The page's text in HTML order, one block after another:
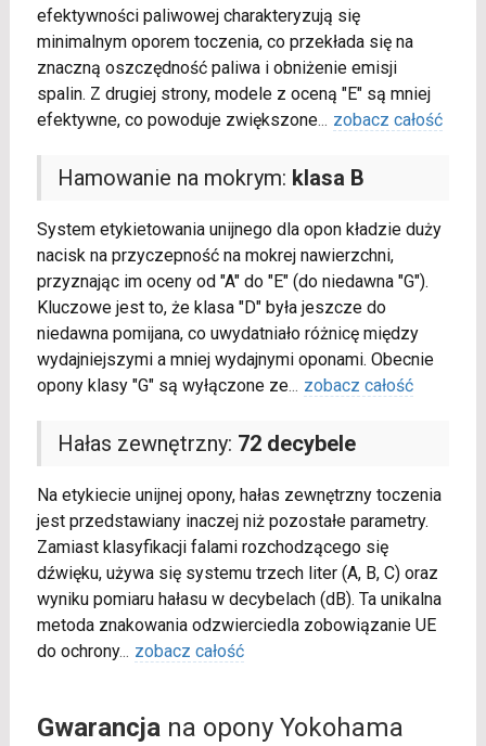
efektywności paliwowej charakteryzują się
minimalnym oporem toczenia, co przekłada się na
znaczną oszczędność paliwa i obniżenie emisji
spalin. Z drugiej strony, modele z oceną "E" są mniej
efektywne, co powoduje zwiększone... zobacz całość
Hamowanie na mokrym: klasa B
System etykietowania unijnego dla opon kładzie duży
nacisk na przyczepność na mokrej nawierzchni,
przyznając im oceny od "A" do "E" (do niedawna "G").
Kluczowe jest to, że klasa "D" była jeszcze do
niedawna pomijana, co uwydatniało różnicę między
wydajniejszymi a mniej wydajnymi oponami. Obecnie
opony klasy "G" są wyłączone ze... zobacz całość
Hałas zewnętrzny: 72 decybele
Na etykiecie unijnej opony, hałas zewnętrzny toczenia
jest przedstawiany inaczej niż pozostałe parametry.
Zamiast klasyfikacji falami rozchodzącego się
dźwięku, używa się systemu trzech liter (A, B, C) oraz
wyniku pomiaru hałasu w decybelach (dB). Ta unikalna
metoda znakowania odzwierciedla zobowiązanie UE
do ochrony... zobacz całość
Gwarancjana opony Yokohama